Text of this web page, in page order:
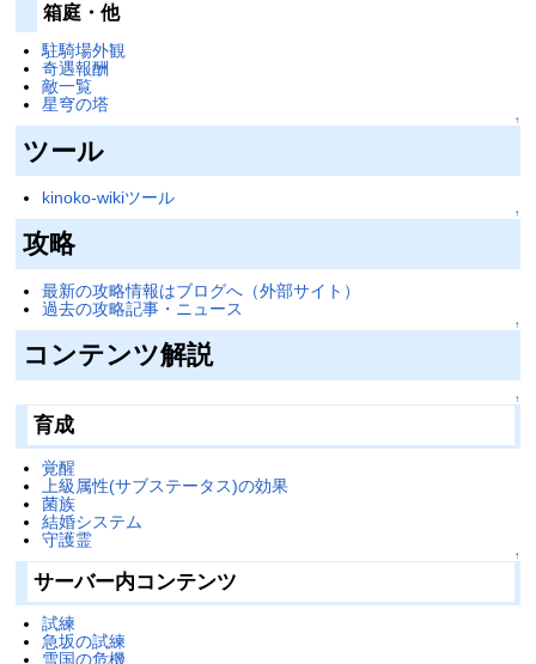
箱庭・他
駐騎場外観
奇遇報酬
敵一覧
星穹の塔
↑
ツール
kinoko-wikiツール
↑
攻略
最新の攻略情報はブログへ（外部サイト）
過去の攻略記事・ニュース
↑
コンテンツ解説
↑
育成
覚醒
上級属性(サブステータス)の効果
菌族
結婚システム
守護霊
↑
サーバー内コンテンツ
試練
急坂の試練
雪国の危機